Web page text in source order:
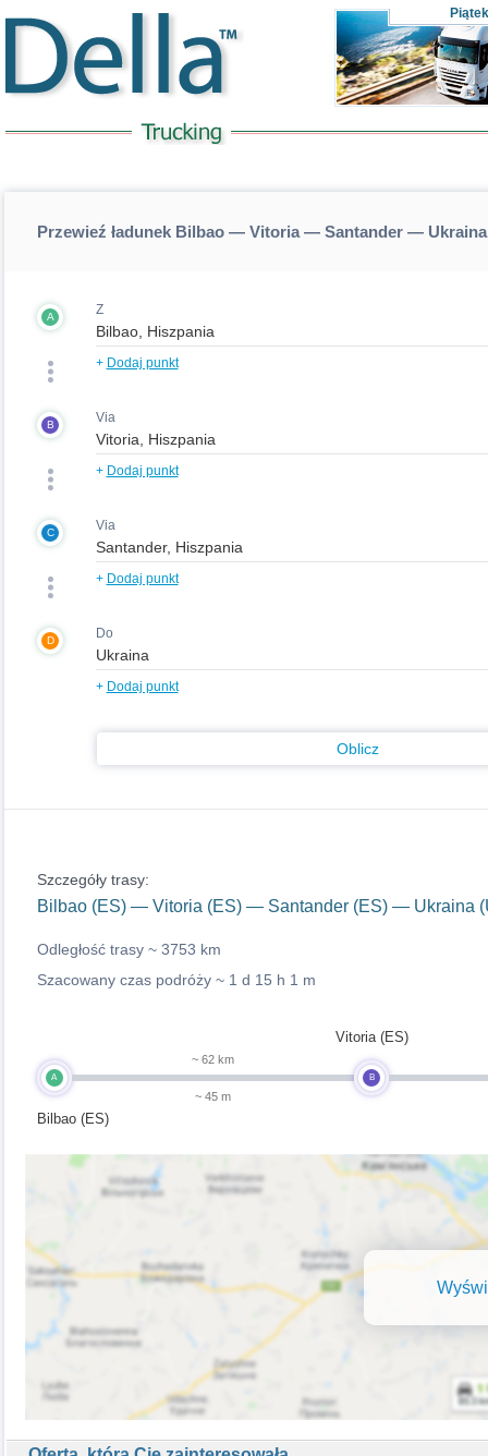
Piątek
Przewieź ładunek Bilbao — Vitoria — Santander —
A Z
+ Dodaj punkt
B Via
+ Dodaj punkt
C Via
+ Dodaj punkt
D Do
+ Dodaj punkt
Oblicz
Szczegóły trasy:
Bilbao (ES) — Vitoria (ES) — Santander (ES) — Ukraina
Odległość trasy ~ 3753 km
Szacowany czas podróży ~ 1 d 15 h 1 m
A
Bilbao (ES)
~ 62 km
~ 45 m
B
Vitoria (ES)